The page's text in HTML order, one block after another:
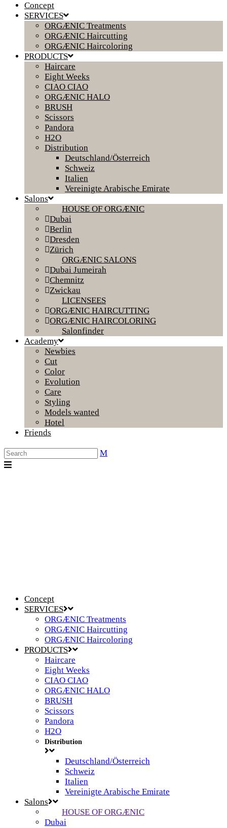
Concept
SERVICES
ORGÆNIC Treatments
ORGÆNIC Haircutting
ORGÆNIC Haircoloring
PRODUCTS
Haircare
Eight Weeks
CIAO CIAO
ORGÆNIC HALO
BRUSH
Scissors
Pandora
H2O
Distribution
Deutschland/Österreich
Schweiz
Italien
Vereinigte Arabische Emirate
Salons
HOUSE OF ORGÆNIC
Dubai
Berlin
Dresden
Zürich
ORGÆNIC SALONS
Dubai Jumeirah
Chemnitz
Zwickau
LICENSEES
ORGÆNIC HAIRCUTTING
ORGÆNIC HAIRCOLORING
Salonfinder
Academy
Newbies
Cut
Color
Evolution
Care
Styling
Models wanted
Hotel
Friends
Concept
SERVICES
ORGÆNIC Treatments
ORGÆNIC Haircutting
ORGÆNIC Haircoloring
PRODUCTS
Haircare
Eight Weeks
CIAO CIAO
ORGÆNIC HALO
BRUSH
Scissors
Pandora
H2O
Distribution
Deutschland/Österreich
Schweiz
Italien
Vereinigte Arabische Emirate
Salons
HOUSE OF ORGÆNIC
Dubai